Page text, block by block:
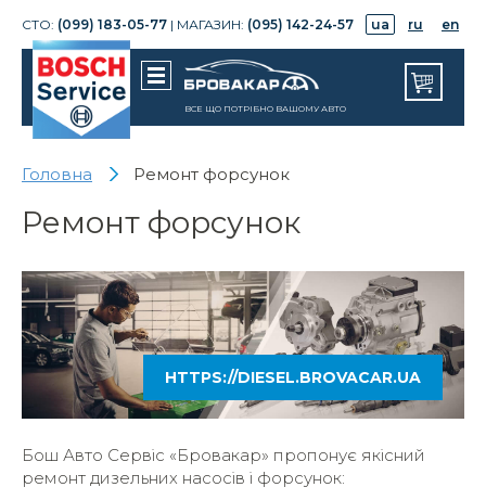
СТО: (099) 183-05-77 | МАГАЗИН: (095) 142-24-57 ua ru en
ВСЕ ЩО ПОТРІБНО ВАШОМУ АВТО
Головна Ремонт форсунок
Ремонт форсунок
HTTPS://DIESEL.BROVACAR.UA
Бош Авто Сервіс «Бровакар» пропонує якісний
ремонт дизельних насосів і форсунок: